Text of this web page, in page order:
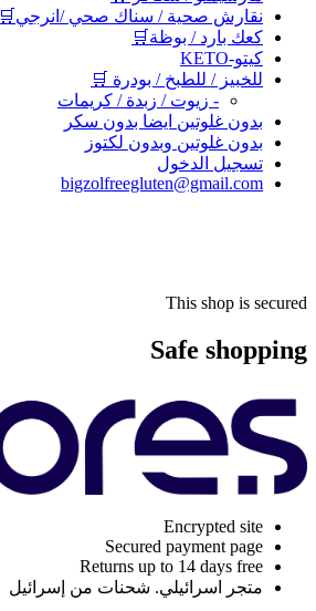
نقارش صحية / سناك صحي /انرجي🛒
كعك بارد / بوظة🛒
كيتو-KETO
للخبيز / للطبخ / بودرة 🛒
- زيوت / زبدة / كريمات
بدون غلوتين ايضا بدون سكر
بدون غلوتين وبدون لكتوز
تسجيل الدخول
bigzolfreegluten@gmail.com
This shop is secured
Safe shopping
Encrypted site
Secured payment page
Returns up to 14 days free
متجر اسرائيلي. شحنات من إسرائيل